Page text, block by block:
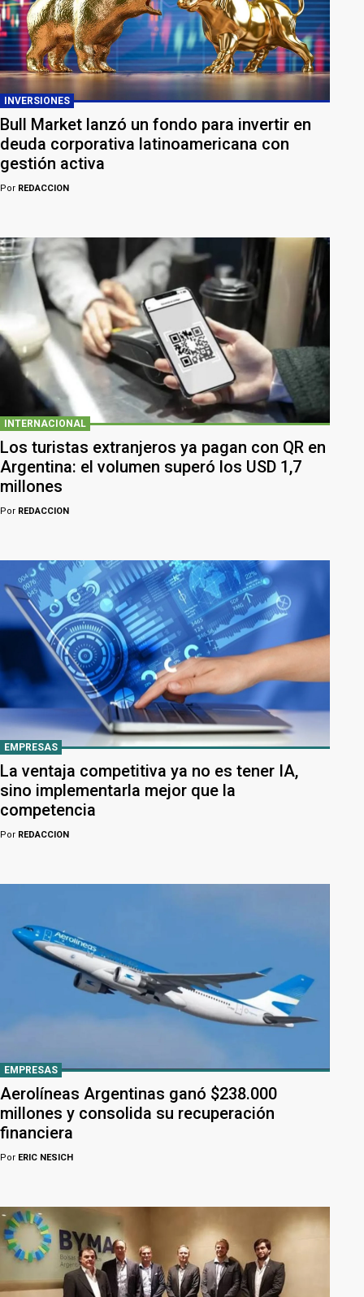
INVERSIONES
Bull Market lanzó un fondo para invertir en
deuda corporativa latinoamericana con
gestión activa
Por REDACCION
INTERNACIONAL
Los turistas extranjeros ya pagan con QR en
Argentina: el volumen superó los USD 1,7
millones
Por REDACCION
EMPRESAS
La ventaja competitiva ya no es tener IA,
sino implementarla mejor que la
competencia
Por REDACCION
EMPRESAS
Aerolíneas Argentinas ganó $238.000
millones y consolida su recuperación
financiera
Por ERIC NESICH